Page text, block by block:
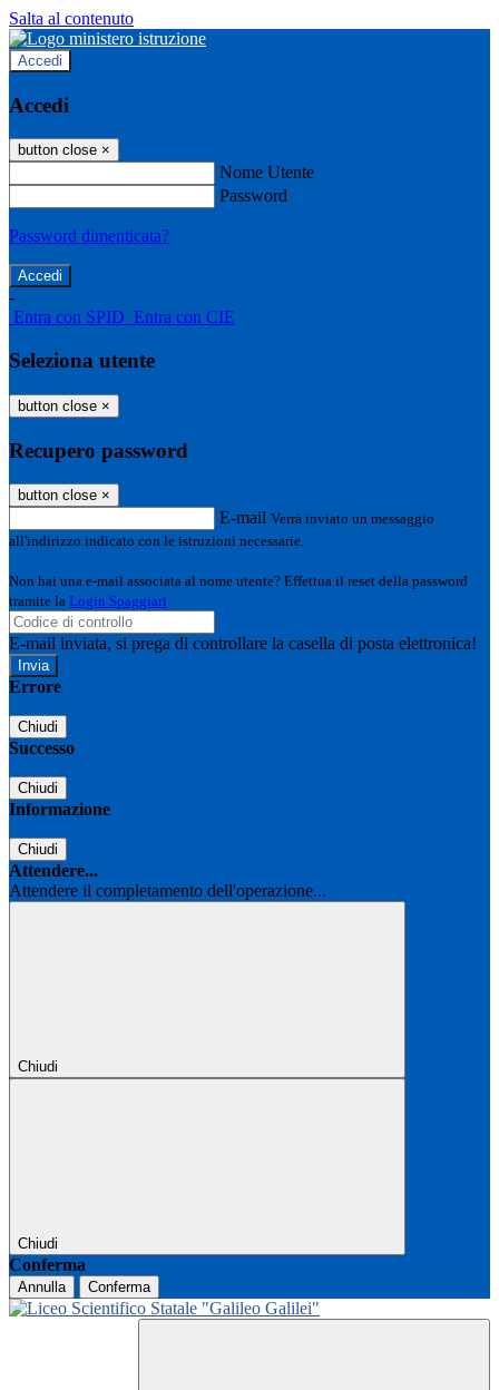
Salta al contenuto
Accedi
Accedi
button close ×
Nome Utente
Password
Password dimenticata?
-
Entra con SPID Entra con CIE
Seleziona utente
button close ×
Recupero password
button close ×
E-mail Verrà inviato un messaggio
all'indirizzo indicato con le istruzioni necessarie.
Non hai una e-mail associata al nome utente? Effettua il reset della password
tramite la Login Spaggiari
E-mail inviata, si prega di controllare la casella di posta elettronica!
Errore
Chiudi
Successo
Chiudi
Informazione
Chiudi
Attendere...
Attendere il completamento dell'operazione...
Chiudi
Chiudi
Conferma
Annulla Conferma